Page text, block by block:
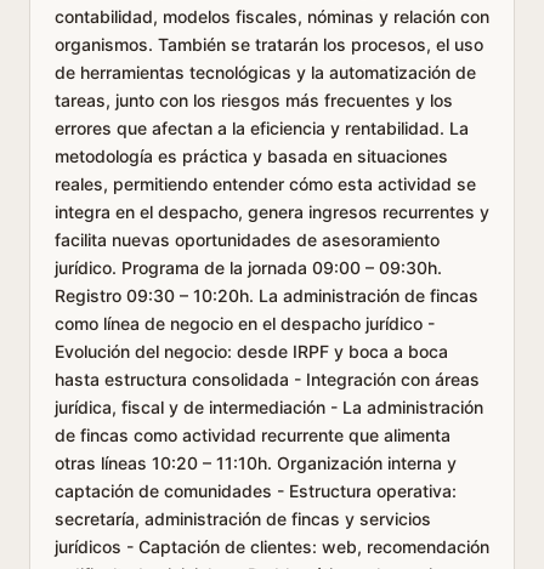
contabilidad, modelos fiscales, nóminas y relación con
organismos. También se tratarán los procesos, el uso
de herramientas tecnológicas y la automatización de
tareas, junto con los riesgos más frecuentes y los
errores que afectan a la eficiencia y rentabilidad. La
metodología es práctica y basada en situaciones
reales, permitiendo entender cómo esta actividad se
integra en el despacho, genera ingresos recurrentes y
facilita nuevas oportunidades de asesoramiento
jurídico. Programa de la jornada 09:00 – 09:30h.
Registro 09:30 – 10:20h. La administración de fincas
como línea de negocio en el despacho jurídico -
Evolución del negocio: desde IRPF y boca a boca
hasta estructura consolidada - Integración con áreas
jurídica, fiscal y de intermediación - La administración
de fincas como actividad recurrente que alimenta
otras líneas 10:20 – 11:10h. Organización interna y
captación de comunidades - Estructura operativa:
secretaría, administración de fincas y servicios
jurídicos - Captación de clientes: web, recomendación